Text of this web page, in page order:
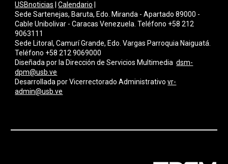
USBnoticias |Calendario
Sede Sartenejas, Baruta, Edo. Miranda - Apartado 89000 -
Cable Unibolivar - Caracas Venezuela. Teléfono +58 212
9063111
Sede Litoral, Camurí Grande, Edo. Vargas Parroquia Naiguatá.
Teléfono +58 212 9069000
Diseñada por la Dirección de Servicios Multimediadsm-
dpm@usb.ve
Desarrollada porVicerrectorado Administrativovr-
admin@usb.ve